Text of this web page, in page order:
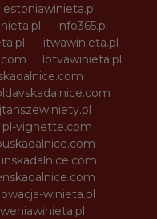
estoniawinieta.pl
info365.pl
litwawinieta.pl
lotvawinieta.pl
pl-vignette.com
winieta.pl